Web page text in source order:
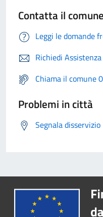
Contatta il comune
Leggi le domande
Richiedi Assistenza
Chiama il comune
Problemi in città
Segnala disservizio